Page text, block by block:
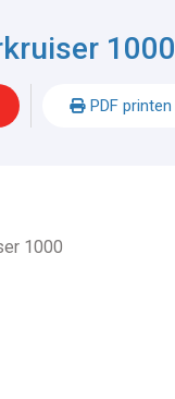
1000
PDF printen
1000